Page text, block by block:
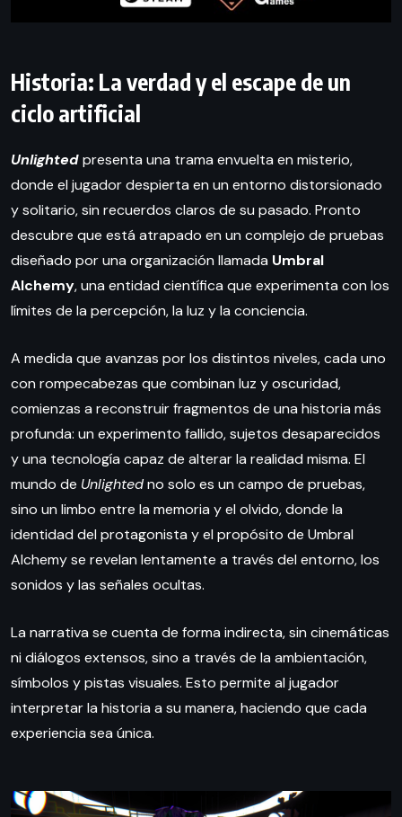
Historia: La verdad y el escape de un
ciclo artificial
Unlighted presenta una trama envuelta en misterio,
donde el jugador despierta en un entorno distorsionado
y solitario, sin recuerdos claros de su pasado. Pronto
descubre que está atrapado en un complejo de pruebas
diseñado por una organización llamada Umbral
Alchemy, una entidad científica que experimenta con los
límites de la percepción, la luz y la conciencia.
A medida que avanzas por los distintos niveles, cada uno
con rompecabezas que combinan luz y oscuridad,
comienzas a reconstruir fragmentos de una historia más
profunda: un experimento fallido, sujetos desaparecidos
y una tecnología capaz de alterar la realidad misma. El
mundo de Unlightedno solo es un campo de pruebas,
sino un limbo entre la memoria y el olvido, donde la
identidad del protagonista y el propósito de Umbral
Alchemy se revelan lentamente a través del entorno, los
sonidos y las señales ocultas.
La narrativa se cuenta de forma indirecta, sin cinemáticas
ni diálogos extensos, sino a través de la ambientación,
símbolos y pistas visuales. Esto permite al jugador
interpretar la historia a su manera, haciendo que cada
experiencia sea única.